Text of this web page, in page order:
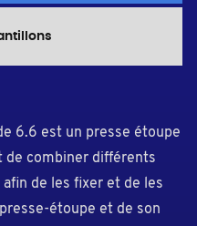
6.6 est un presse étoupe
de combiner différents
de les fixer et de les
étoupe et de son